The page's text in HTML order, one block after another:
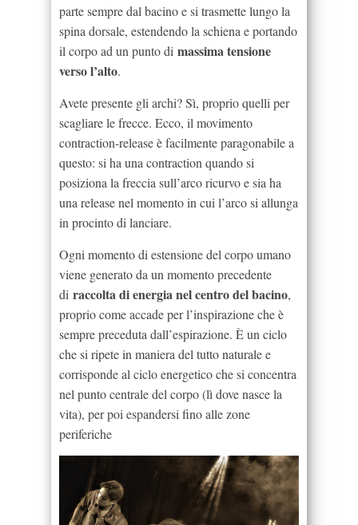
parte sempre dal bacino e si trasmette lungo la
spina dorsale, estendendo la schiena e portando
il corpo ad un punto di massima tensione
verso l’alto.
Avete presente gli archi? Sì, proprio quelli per
scagliare le frecce. Ecco, il movimento
contraction-release è facilmente paragonabile a
questo: si ha una contraction quando si
posiziona la freccia sull’arco ricurvo e sia ha
una release nel momento in cui l’arco si allunga
in procinto di lanciare.
Ogni momento di estensione del corpo umano
viene generato da un momento precedente
di raccolta di energia nel centro del bacino,
proprio come accade per l’inspirazione che è
sempre preceduta dall’espirazione. È un ciclo
che si ripete in maniera del tutto naturale e
corrisponde al ciclo energetico che si concentra
nel punto centrale del corpo (lì dove nasce la
vita), per poi espandersi fino alle zone
periferiche